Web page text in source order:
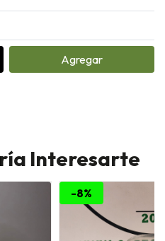
Agregar
Interesarte
-8%